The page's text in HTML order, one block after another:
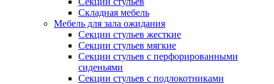
Складная мебель
Мебель для зала ожидания
Секции стульев жесткие
Секции стульев мягкие
Секции стульев с перфорированными
сиденьями
Секции стульев с подлокотниками